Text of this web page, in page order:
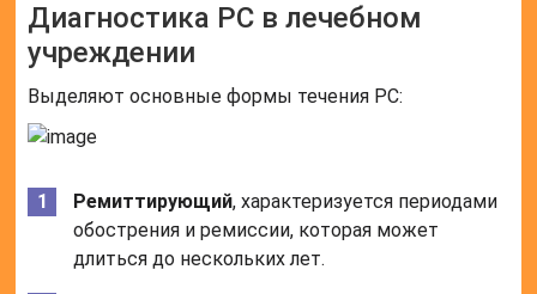
Диагностика РС в лечебном
учреждении
Выделяют основные формы течения РС:
Ремиттирующий, характеризуется периодами
обострения и ремиссии, которая может
длиться до нескольких лет.